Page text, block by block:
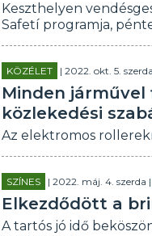
Keszthelyen
Safetí programja,
KÖZÉLET | 2022. okt. 5.
Minden járművel
közlekedési
Az elektromos
SZÍNES | 2022. máj. 4. szerda
Elkezdődött a
A tartós jó idő